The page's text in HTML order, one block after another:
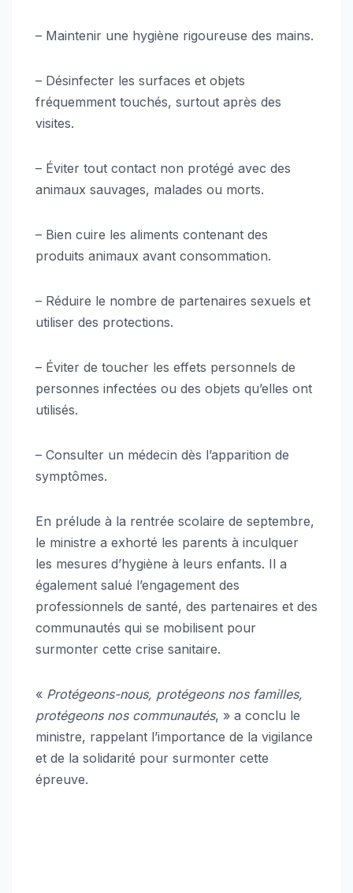
– Maintenir une hygiène rigoureuse des mains.
– Désinfecter les surfaces et objets
fréquemment touchés, surtout après des
visites.
– Éviter tout contact non protégé avec des
animaux sauvages, malades ou morts.
– Bien cuire les aliments contenant des
produits animaux avant consommation.
– Réduire le nombre de partenaires sexuels et
utiliser des protections.
– Éviter de toucher les effets personnels de
personnes infectées ou des objets qu’elles ont
utilisés.
– Consulter un médecin dès l’apparition de
symptômes.
En prélude à la rentrée scolaire de septembre,
le ministre a exhorté les parents à inculquer
les mesures d’hygiène à leurs enfants. Il a
également salué l’engagement des
professionnels de santé, des partenaires et des
communautés qui se mobilisent pour
surmonter cette crise sanitaire.
« Protégeons-nous, protégeons nos familles,
protégeons nos communautés, » a conclu le
ministre, rappelant l’importance de la vigilance
et de la solidarité pour surmonter cette
épreuve.